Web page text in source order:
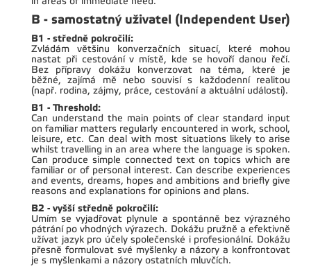
B - samostatný uživatel (Independent User)
B1 - středně pokročilí:
Zvládám většinu konverzačních situací, které mohou
nastat při cestování v místě, kde se hovoří danou řečí.
Bez přípravy dokážu konverzovat na téma, které je
běžné, zajímá mě nebo souvisí s každodenní realitou
(např. rodina, zájmy, práce, cestování a aktuální události).
B1 - Threshold:
Can understand the main points of clear standard input
on familiar matters regularly encountered in work, school,
leisure, etc. Can deal with most situations likely to arise
whilst travelling in an area where the language is spoken.
Can produce simple connected text on topics which are
familiar or of personal interest. Can describe experiences
and events, dreams, hopes and ambitions and briefly give
reasons and explanations for opinions and plans.
B2 - vyšší středně pokročilí:
Umím se vyjadřovat plynule a spontánně bez výrazného
pátrání po vhodných výrazech. Dokážu pružně a efektivně
užívat jazyk pro účely společenské i profesionální. Dokážu
přesně formulovat své myšlenky a názory a konfrontovat
je s myšlenkami a názory ostatních mluvčích.